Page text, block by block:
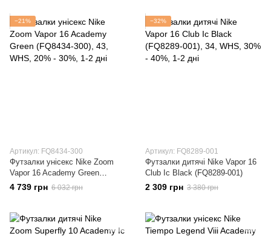
−21%
Артикул: FQ8434-300
Футзалки унісекс Nike Zoom
Vapor 16 Academy Green
(FQ8434-300)
4 739 грн 6 032 грн
−32%
Артикул: FQ8289-001
Футзалки дитячі Nike Vapor 16
Club Ic Black (FQ8289-001)
2 309 грн 3 380 грн